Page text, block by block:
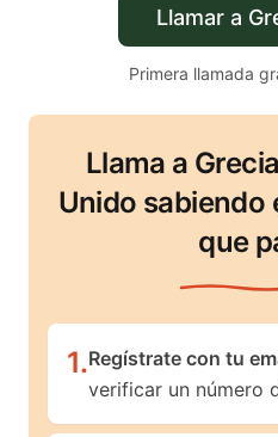
Llamar a
Primera llamada
Llama a
Unido sabiendo
que
1.Regístrate con tu
verificar un número